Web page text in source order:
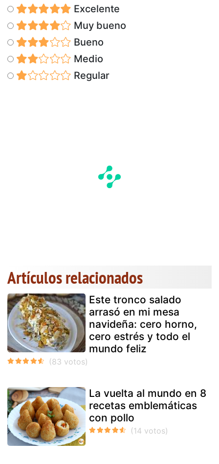
Excelente
Muy bueno
Bueno
Medio
Regular
Artículos relacionados
Este tronco salado
arrasó en mi mesa
navideña: cero horno,
cero estrés y todo el
mundo feliz
La vuelta al mundo en 8
recetas emblemáticas
con pollo